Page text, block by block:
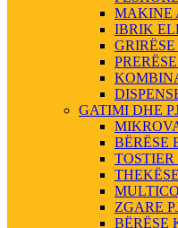
MAKINE
IBRIK
GATIMI DHE
BËRËSE
ZGARE
BËRËSE